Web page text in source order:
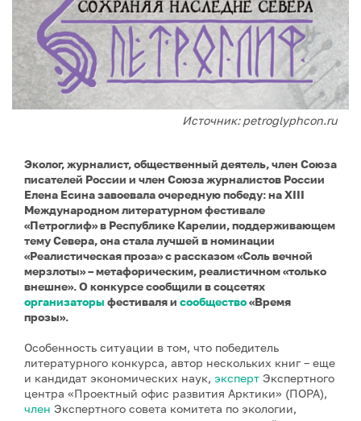
Источник: petroglyphcon.ru
Эколог, журналист, общественный деятель, член Союза
писателей России и член Союза журналистов России
Елена Есина завоевала очередную победу: на XIII
Международном литературном фестивале
«Петроглиф» в Республике Карелии, поддерживающем
тему Севера, она стала лучшей в номинации
«Реалистическая проза» с рассказом «Соль вечной
мерзлоты» – метафорическим, реалистичном «только
внешне». О конкурсе сообщили в соцсетях
организаторы фестиваля и сообщество«Время
прозы».
Особенность ситуации в том, что победитель
литературного конкурса, автор нескольких книг – еще
и кандидат экономических наук, эксперт Экспертного
центра «Проектный офис развития Арктики» (ПОРА),
член Экспертного совета комитета по экологии,